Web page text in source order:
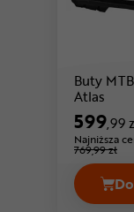
Buty
Atlas
599,99
Najniższa
769,99 zł